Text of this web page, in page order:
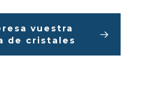
vuestra
de cristales